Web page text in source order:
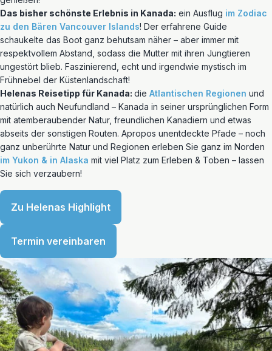
Das bisher schönste Erlebnis in Kanada: ein Ausflug im Zodiac
zu den Bären Vancouver Islands! Der erfahrene Guide
schaukelte das Boot ganz behutsam näher – aber immer mit
respektvollem Abstand, sodass die Mutter mit ihren Jungtieren
ungestört blieb. Faszinierend, echt und irgendwie mystisch im
Frühnebel der Küstenlandschaft!
Helenas Reisetipp für Kanada: die Atlantischen Regionen und
natürlich auch Neufundland – Kanada in seiner ursprünglichen Form
mit atemberaubender Natur, freundlichen Kanadiern und etwas
abseits der sonstigen Routen. Apropos unentdeckte Pfade – noch
ganz unberührte Natur und Regionen erleben Sie ganz im Norden
im Yukon & in Alaska mit viel Platz zum Erleben & Toben – lassen
Sie sich verzaubern!
Zu Helenas Highlight
Termin vereinbaren